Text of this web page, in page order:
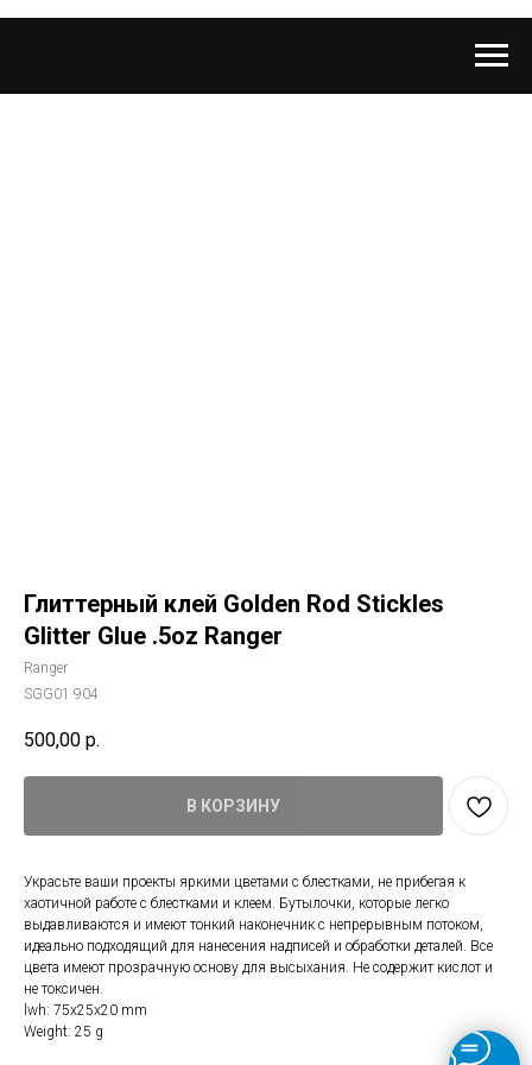
Глиттерный клей Golden Rod Stickles
Glitter Glue .5oz Ranger
Ranger
SGG01 904
500,00 р.
В КОРЗИНУ
Украсьте ваши проекты яркими цветами с блестками, не прибегая к
хаотичной работе с блестками и клеем. Бутылочки, которые легко
выдавливаются и имеют тонкий наконечник с непрерывным потоком,
идеально подходящий для нанесения надписей и обработки деталей. Все
цвета имеют прозрачную основу для высыхания. Не содержит кислот и
не токсичен.
lwh: 75x25x20 mm
Weight: 25 g